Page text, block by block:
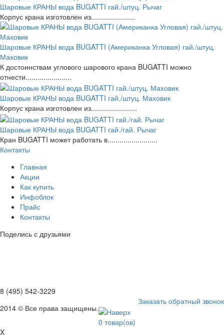
Шаровые КРАНЫ вода BUGATTI гай./штуц. Рычаг
Корпус крана изготовлен из......................
Шаровые КРАНЫ вода BUGATTI (Американка Угловая) гай./штуц.
Маховик
К достоинствам углового шарового крана BUGATTI можно
отнести.......................
Шаровые КРАНЫ вода BUGATTI гай./штуц. Маховик
Корпус крана изготовлен из.......................
Шаровые КРАНЫ вода BUGATTI гай./гай. Рычаг
Кран BUGATTI может работать в.........................
Контакты
Главная
Акции
Как купить
Инфоблок
Прайс
Контакты
Поделись с друзьями
8 (495) 542-3229
2014 © Все права защищены.
Заказать обратный звонок
0 товар(ов)
X